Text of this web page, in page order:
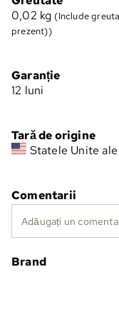
0,02 kg (Include
prezent))
Garanție
12 luni
Tară de origine
Statele Unite
Comentarii
Adăugați un
Brand